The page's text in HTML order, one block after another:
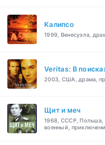
Калипсо
1999, Венесуэла,
Veritas: В
2003, США, драма,
Щит и меч
1968, СССР, Польша,
военный,